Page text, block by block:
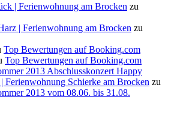
| Ferienwohnung am Brocken zu
| Ferienwohnung am Brocken zu
Top Bewertungen auf Booking.com
Top Bewertungen auf Booking.com
2013 Abschlusskonzert Happy
Ferienwohnung Schierke am Brocken zu
2013 vom 08.06. bis 31.08.